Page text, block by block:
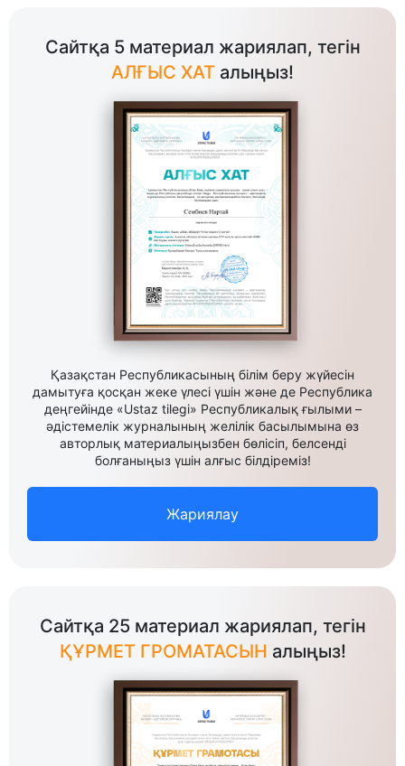
Сайтқа 5 материал жариялап, тегін
АЛҒЫС ХАТ алыңыз!
Қазақстан Республикасының білім беру жүйесін
дамытуға қосқан жеке үлесі үшін және де Республика
деңгейінде «Ustaz tilegi» Республикалық ғылыми –
әдістемелік журналының желілік басылымына өз
авторлық материалыңызбен бөлісіп, белсенді
болғаныңыз үшін алғыс білдіреміз!
Жариялау
Сайтқа 25 материал жариялап, тегін
ҚҰРМЕТ ГРОМАТАСЫН алыңыз!